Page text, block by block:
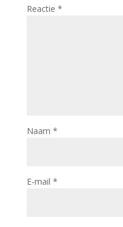
Reactie *
Naam *
E-mail *